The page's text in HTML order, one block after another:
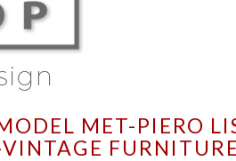
MET-PIERO